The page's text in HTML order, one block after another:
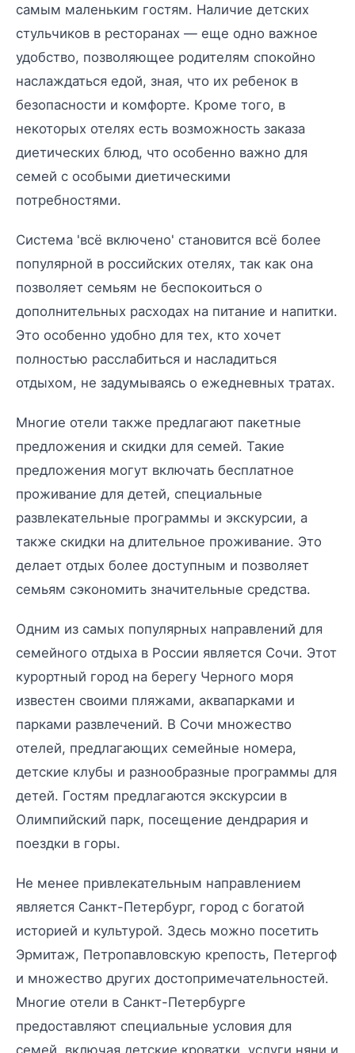
самым маленьким гостям. Наличие детских
стульчиков в ресторанах — еще одно важное
удобство, позволяющее родителям спокойно
наслаждаться едой, зная, что их ребенок в
безопасности и комфорте. Кроме того, в
некоторых отелях есть возможность заказа
диетических блюд, что особенно важно для
семей с особыми диетическими
потребностями.
Система 'всё включено' становится всё более
популярной в российских отелях, так как она
позволяет семьям не беспокоиться о
дополнительных расходах на питание и напитки.
Это особенно удобно для тех, кто хочет
полностью расслабиться и насладиться
отдыхом, не задумываясь о ежедневных тратах.
Многие отели также предлагают пакетные
предложения и скидки для семей. Такие
предложения могут включать бесплатное
проживание для детей, специальные
развлекательные программы и экскурсии, а
также скидки на длительное проживание. Это
делает отдых более доступным и позволяет
семьям сэкономить значительные средства.
Одним из самых популярных направлений для
семейного отдыха в России является Сочи. Этот
курортный город на берегу Черного моря
известен своими пляжами, аквапарками и
парками развлечений. В Сочи множество
отелей, предлагающих семейные номера,
детские клубы и разнообразные программы для
детей. Гостям предлагаются экскурсии в
Олимпийский парк, посещение дендрария и
поездки в горы.
Не менее привлекательным направлением
является Санкт-Петербург, город с богатой
историей и культурой. Здесь можно посетить
Эрмитаж, Петропавловскую крепость, Петергоф
и множество других достопримечательностей.
Многие отели в Санкт-Петербурге
предоставляют специальные условия для
семей, включая детские кроватки, услуги няни и